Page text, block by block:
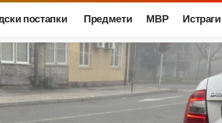
постапки Предмети МВР Истраги